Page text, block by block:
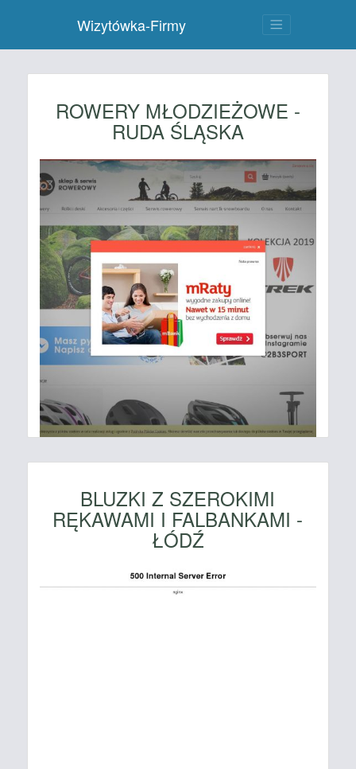
Wizytówka-Firmy
ROWERY MŁODZIEŻOWE -
RUDA ŚLĄSKA
BLUZKI Z SZEROKIMI
RĘKAWAMI I FALBANKAMI -
ŁÓDŹ